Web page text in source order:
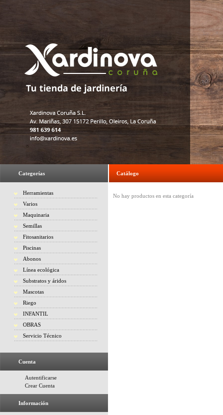
Categorías
Herramientas
Varios
Maquinaria
Semillas
Fitosanitarios
Piscinas
Abonos
Línea ecológica
Substratos y áridos
Mascotas
Riego
INFANTIL
OBRAS
Servicio Técnico
Cuenta
Autentificarse
Crear Cuenta
Información
Catálogo
No hay productos en esta categoría